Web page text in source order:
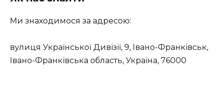
Ми знаходимося за адресою:
вулиця Української Дивізії, 9, Івано-Франківськ,
Івано-Франківська область, Україна, 76000